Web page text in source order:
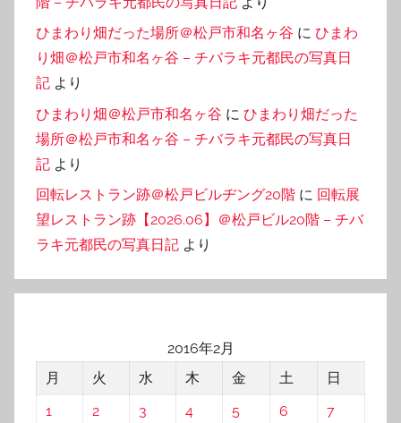
ひまわり畑だった場所＠松戸市和名ヶ谷 に ひまわ
り畑＠松戸市和名ヶ谷 – チバラキ元都民の写真日
記 より
ひまわり畑＠松戸市和名ヶ谷 に ひまわり畑だった
場所＠松戸市和名ヶ谷 – チバラキ元都民の写真日
記 より
回転レストラン跡＠松戸ビルヂング20階 に 回転展
望レストラン跡【2026.06】＠松戸ビル20階 – チバ
ラキ元都民の写真日記 より
2016年2月
月
火 水 木 金 土
日
1
2 3 4 5 6
7